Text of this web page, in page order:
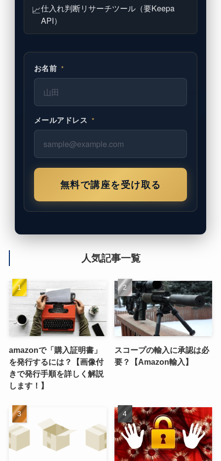
📈仕入れ判断リサーチツール（要Keepa
API）
お名前 *
メールアドレス *
無料で講座を受け取る
人気記事一覧
amazonで「購入証明書」
を発行するには？【画像付
きで発行手順を詳しく解説
します！】
スコープの輸入に承認は必
要？【Amazon輸入】